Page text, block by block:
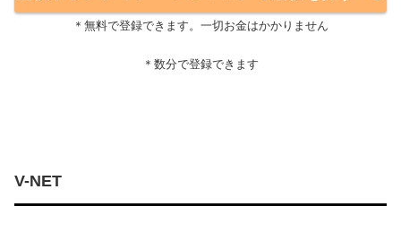
＊無料で登録できます。一切お金はかかりません
＊数分で登録できます
V-NET